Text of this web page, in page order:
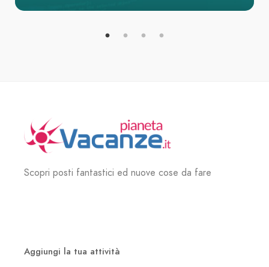
Scopri posti fantastici ed nuove cose da fare
Aggiungi la tua attività